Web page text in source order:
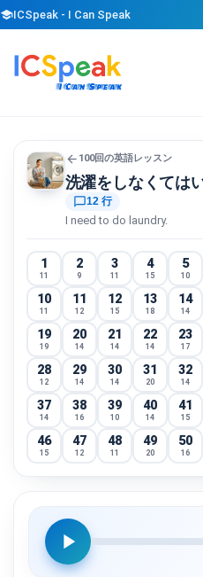
schoolICSpeak - I Can Speak
arrow_back 100回の英語レッスン
洗濯をしなくては
chat_bubble_outline12 行
I need to do laundry.
1
11
2
9
3
11
4
15
5
10
10
11
11
12
12
15
13
18
14
14
19
19
20
14
21
14
22
14
23
17
28
12
29
14
30
14
31
20
32
14
37
14
38
16
39
10
40
14
41
15
46
15
47
12
48
11
49
20
50
16
13
73 74
12
76 77
play_arrow